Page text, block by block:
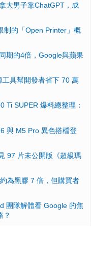
大男子靠ChatGPT，成
制的「Open Printer」概
期的4倍，Google與蘋果
具幫開發者省下 70 萬
Ti SUPER 爆料總整理：
與 M5 Pro 異色搭檔登
97 片未公開版《超級瑪
為黑膠 7 倍，但購買者
團隊解體看 Google 的焦
？